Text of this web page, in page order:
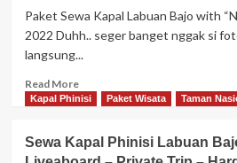
Open
3D2N
Labuan
2022
Paket Sewa Kapal Labuan Bajo with
2022 Duhh.. seger banget nggak si
langsung...
Read MoreRead
more
Sewa
Kapal Phinisi Paket Wisata Taman
Sewa Kapal Phinisi Labuan